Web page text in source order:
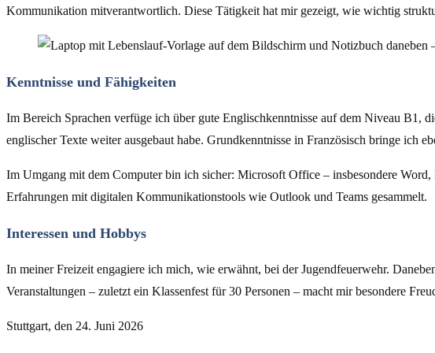
Kommunikation mitverantwortlich. Diese Tätigkeit hat mir gezeigt, wie wichtig
Kenntnisse und Fähigkeiten
Im Bereich Sprachen verfüge ich über gute Englischkenntnisse auf dem Niveau B1,
englischer Texte weiter ausgebaut habe. Grundkenntnisse in Französisch bringe ich
Im Umgang mit dem Computer bin ich sicher: Microsoft Office – insbesondere
Erfahrungen mit digitalen Kommunikationstools wie Outlook und Teams gesammelt.
Interessen und Hobbys
In meiner Freizeit engagiere ich mich, wie erwähnt, bei der Jugendfeuerwehr.
Veranstaltungen – zuletzt ein Klassenfest für 30 Personen – macht mir besondere
Stuttgart, den 24. Juni 2026